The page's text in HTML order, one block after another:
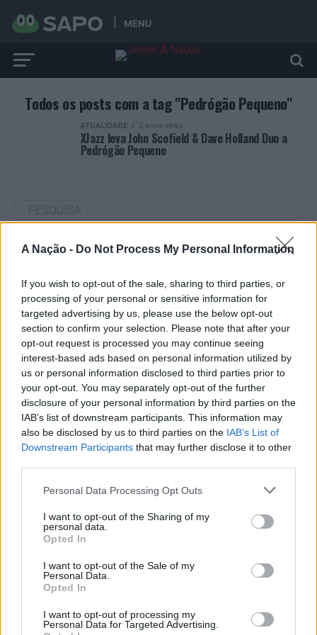
A Nação - Do Not Process My Personal Information
If you wish to opt-out of the sale, sharing to third parties, or
processing of your personal or sensitive information for
targeted advertising by us, please use the below opt-out
section to confirm your selection. Please note that after your
opt-out request is processed you may continue seeing
interest-based ads based on personal information utilized by
us or personal information disclosed to third parties prior to
your opt-out. You may separately opt-out of the further
disclosure of your personal information by third parties on the
IAB’s list of downstream participants. This information may
also be disclosed by us to third parties on the IAB’s List of
Downstream Participants that may further disclose it to other
Personal Data Processing Opt Outs
I want to opt-out of the Sharing of my
personal data.
Opted In
I want to opt-out of the Sale of my
Personal Data.
Opted In
I want to opt-out of processing my
Personal Data for Targeted Advertising.
MENU
Todos os posts com a tag "Pedrógão Pequeno"
ATUALIDADE 2 anos atrás
XJazz leva John Scofield & Dave Holland Duo a
Pedrógão Pequeno
ARTIGOS RECENTES
com vitória do francês Luca Van Assche
Castelo Branco: “Bienal Internacional de Artes e Ofícios”
promete afirmar artesanato, património e inovação como
“motores de desenvolvimento económico e cultural” do
município português
Covilhã: Especialista aponta investimento estrangeiro e
valorização imobiliária como motores do crescimento da
Beira Interior
Rio de Janeiro: Governo do Estado propõe parceria com a
FUNCEX para “reforçar inteligência sobre comércio
Esposende acolhe festival de kitesurf
COMENTÁRIOS RECENTES
ÚLTIMAS DESTAQUE VIDEOS